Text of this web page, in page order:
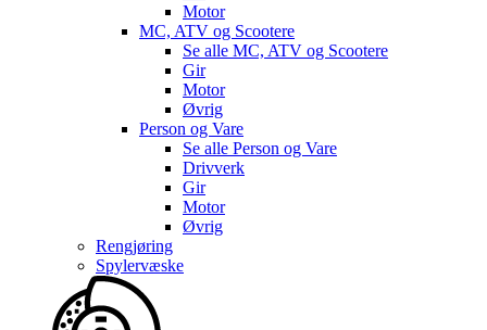
Motor
MC, ATV og Scootere
Se alle MC, ATV og Scootere
Gir
Motor
Øvrig
Person og Vare
Se alle Person og Vare
Drivverk
Gir
Motor
Øvrig
Rengjøring
Spylervæske